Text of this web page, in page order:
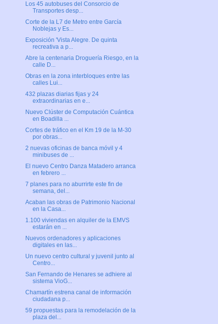
Los 45 autobuses del Consorcio de
Transportes desp...
Corte de la L7 de Metro entre García
Noblejas y Es...
Exposición 'Vista Alegre. De quinta
recreativa a p...
Abre la centenaria Droguería Riesgo, en la
calle D...
Obras en la zona interbloques entre las
calles Lui...
432 plazas diarias fijas y 24
extraordinarias en e...
Nuevo Clúster de Computación Cuántica
en Boadilla ...
Cortes de tráfico en el Km 19 de la M-30
por obras...
2 nuevas oficinas de banca móvil y 4
minibuses de ...
El nuevo Centro Danza Matadero arranca
en febrero ...
7 planes para no aburrirte este fin de
semana, del...
Acaban las obras de Patrimonio Nacional
en la Casa...
1.100 viviendas en alquiler de la EMVS
estarán en ...
Nuevos ordenadores y aplicaciones
digitales en las...
Un nuevo centro cultural y juvenil junto al
Centro...
San Fernando de Henares se adhiere al
sistema VioG...
Chamartín estrena canal de información
ciudadana p...
59 propuestas para la remodelación de la
plaza del...